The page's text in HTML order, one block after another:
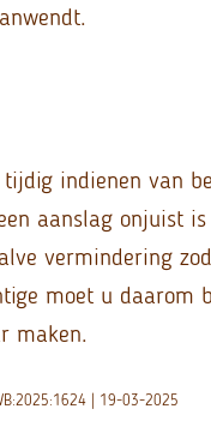
indienen van
aanslag onjuist is
vermindering
moet u daarom
maken.
| 19-03-2025